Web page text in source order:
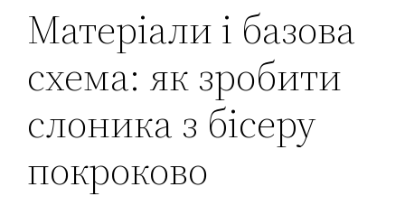
Матеріали і базова
схема: як зробити
слоника з бісеру
покроково